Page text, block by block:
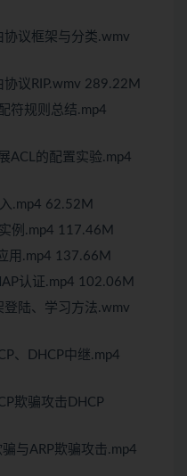
议框架与分类.wmv
议RIP.wmv 289.22M
符规则总结.mp4
ACL的配置实验.mp4
.mp4 62.52M
例.mp4 117.46M
用.mp4 137.66M
认证.mp4 102.06M
陆、学习方法.wmv
、DHCP中继.mp4
欺骗攻击DHCP
与ARP欺骗攻击.mp4